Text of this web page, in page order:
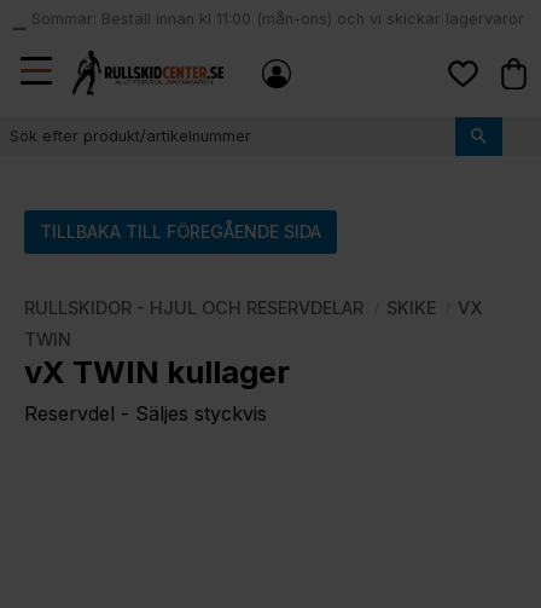
Meny
local_shipping
Sommar: Beställ innan kl 11:00 (mån-ons) och vi skickar lagervaror
samma dag
TILLBAKA TILL FÖREGÅENDE SIDA
RULLSKIDOR - HJUL OCH RESERVDELAR SKIKE
VX
TWIN
vX TWIN kullager
Reservdel - Säljes styckvis